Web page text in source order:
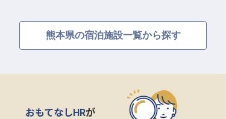
熊本県の宿泊施設一覧から探す
おもてなしHRが